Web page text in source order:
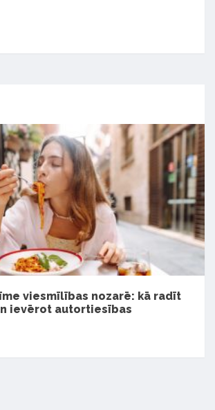
viesmīlības nozarē: kā radīt
ievērot autortiesības